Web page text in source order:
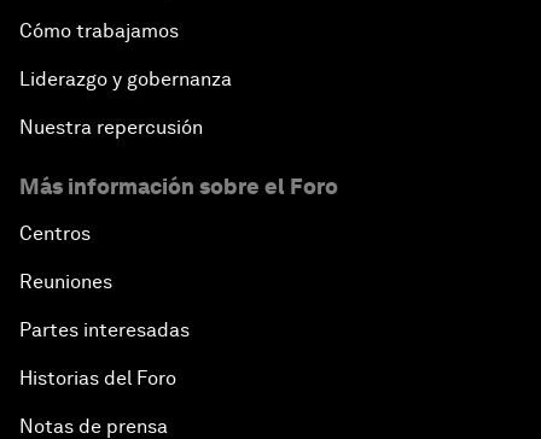
Cómo trabajamos
Liderazgo y gobernanza
Nuestra repercusión
Más información sobre el Foro
Centros
Reuniones
Partes interesadas
Historias del Foro
Notas de prensa